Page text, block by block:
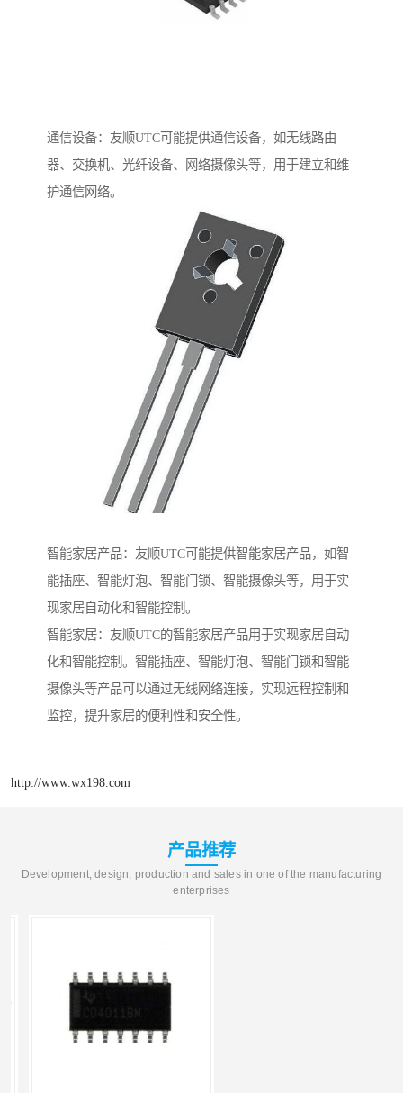
通信设备：友顺UTC可能提供通信设备，如无线路由
器、交换机、光纤设备、网络摄像头等，用于建立和维
护通信网络。
智能家居产品：友顺UTC可能提供智能家居产品，如智
能插座、智能灯泡、智能门锁、智能摄像头等，用于实
现家居自动化和智能控制。
智能家居：友顺UTC的智能家居产品用于实现家居自动
化和智能控制。智能插座、智能灯泡、智能门锁和智能
摄像头等产品可以通过无线网络连接，实现远程控制和
监控，提升家居的便利性和安全性。
http://www.wx198.com
产品推荐
Development, design, production and sales in one of the manufacturing
enterprises